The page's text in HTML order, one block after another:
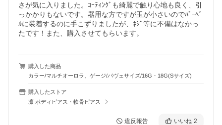
さが気に入りました。ｺｰﾃｨﾝｸﾞも綺麗で触り心地も良く、引
っかかりもないです。器用な方ですが玉が小さいのでﾊﾞｰﾍﾞ
ﾙに装着するのに手こずりましたが、ﾈｼﾞ等に不備はなかっ
たです！また、購入させてもらいます。
購入した商品
カラー/マルチオーロラ、ゲージ/パヴェサイズ/16G・18G(Sサイズ)
購入したストア
凛 ボディピアス・軟骨ピアス
違反報告 いいね 2